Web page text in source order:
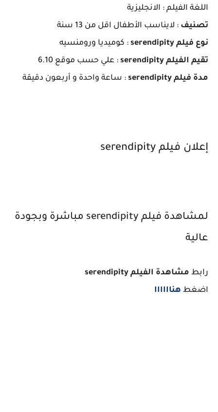
اللغة الفيلم : الانجليزية
تصنيف : لايناسب الأطفال اقل من 13 سنة
نوع فيلم serendipity
: كوميديا ورومنسيه
تقيم الفيلم serendipity
: علي حسب موقع 6.10
مدة فيلم serendipity
: ساعة واحدة و أربعون دقيقة
إعلان فيلم serendipity
لمشاهدة فيلم serendipity مباشرة وبجودة
عالية
رابط مشاهدة الفيلم serendipity
اضغط هناااااا